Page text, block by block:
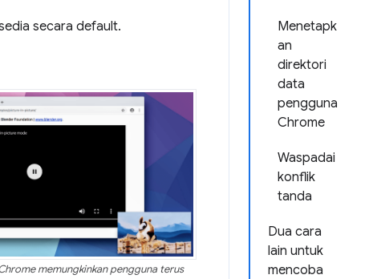
Menetapk
an
direktori
data
pengguna
Chrome
Waspadai
konflik
tanda
Dua cara
lain untuk
mencoba
secara default.
memungkinkan pengguna terus